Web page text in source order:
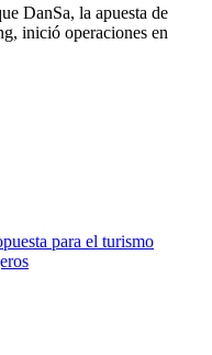
DanSa, la apuesta de
inició operaciones en